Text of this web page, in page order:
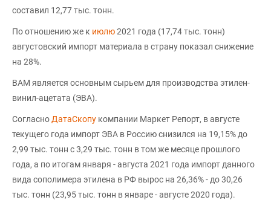
составил 12,77 тыс. тонн.
По отношению же к июлю2021 года (17,74 тыс. тонн)
августовский импорт материала в страну показал снижение
на 28%.
ВАМ является основным сырьем для производства этилен-
винил-ацетата (ЭВА).
Согласно ДатаСкопу компании Маркет Репорт, в августе
текущего года импорт ЭВА в Россию снизился на 19,15% до
2,99 тыс. тонн с 3,29 тыс. тонн в том же месяце прошлого
года, а по итогам января - августа 2021 года импорт данного
вида сополимера этилена в РФ вырос на 26,36% - до 30,26
тыс. тонн (23,95 тыс. тонн в январе - августе 2020 года).